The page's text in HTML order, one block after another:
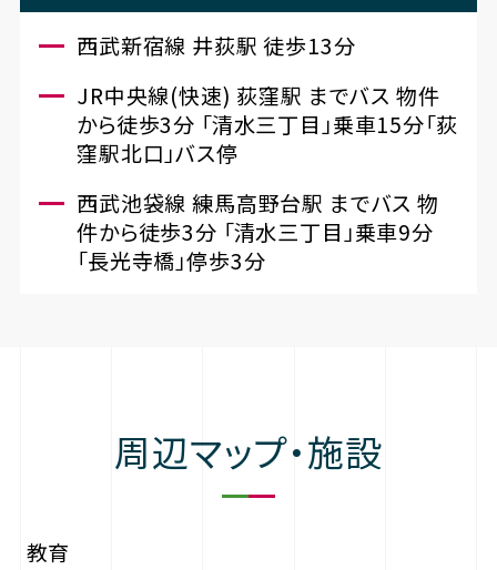
西武新宿線 井荻駅 徒歩13分
JR中央線(快速) 荻窪駅 までバス 物件
から徒歩3分 「清水三丁目」乗車15分「荻
窪駅北口」バス停
西武池袋線 練馬高野台駅 までバス 物
件から徒歩3分 「清水三丁目」乗車9分
「長光寺橋」停歩3分
周辺マップ・施設
教育